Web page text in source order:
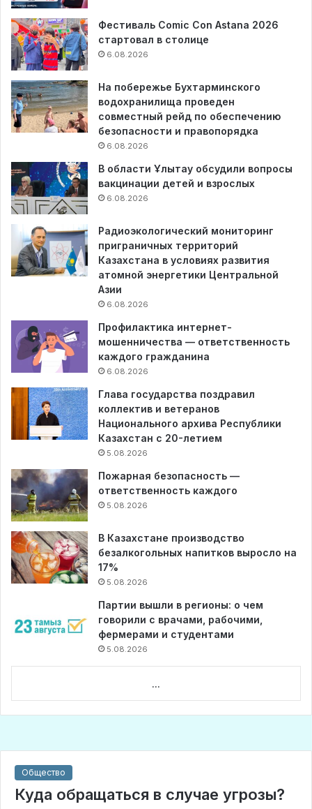
Фестиваль Comic Con Astana 2026
стартовал в столице
6.08.2026
На побережье Бухтарминского
водохранилища проведен
совместный рейд по обеспечению
безопасности и правопорядка
6.08.2026
В области Ұлытау обсудили вопросы
вакцинации детей и взрослых
6.08.2026
Радиоэкологический мониторинг
приграничных территорий
Казахстана в условиях развития
атомной энергетики Центральной
Азии
6.08.2026
Профилактика интернет-
мошенничества — ответственность
каждого гражданина
6.08.2026
Глава государства поздравил
коллектив и ветеранов
Национального архива Республики
Казахстан с 20-летием
5.08.2026
Пожарная безопасность —
ответственность каждого
5.08.2026
В Казахстане производство
безалкогольных напитков выросло на
17%
5.08.2026
Партии вышли в регионы: о чем
говорили с врачами, рабочими,
фермерами и студентами
5.08.2026
...